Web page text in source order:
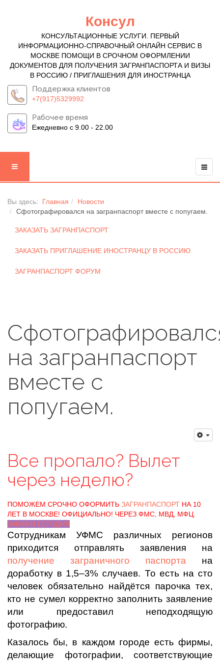
Консул
КОНСУЛЬТАЦИОННЫЕ УСЛУГИ. ПЕРВЫЙ
ИНФОРМАЦИОННО-СПРАВОЧНЫЙ ОНЛАЙН СЕРВИС В
МОСКВЕ ПОМОЩИ В СРОЧНОМ ОФОРМЛЕНИИ
ДОКУМЕНТОВ ДЛЯ ПОЛУЧЕНИЯ ЗАГРАНПАСПОРТА И ВИЗЫ
В РОССИЮ / ПРИГЛАШЕНИЯ ДЛЯ ИНОСТРАНЦА
Поддержка клиентов
+7(917)5329992
Рабочее время
Ежедневно с 9.00 - 22.00
Вы здесь: Главная
Новости
Сфотографировался на загранпаспорт вместе с попугаем.
ЗАКАЗАТЬ ЗАГРАНПАСПОРТ
ЗАКАЗАТЬ ПРИГЛАШЕНИЕ ИНОСТРАНЦУ В РОССИЮ
ЗАГРАНПАСПОРТ ФОРУМ
на загранпаспорт
вместе с
попугаем.
Все пропало? Вылет
через неделю?
ПОМОЖЕМ СРОЧНО ОФОРМИТЬ ЗАГРАНПАСПОРТ НА 10
ЛЕТ В МОСКВЕ! ОФИЦИАЛЬНО! ЧЕРЕЗ ФМС, МВД, МФЦ.
ЗАКАЖИ СЕГОДНЯ
Сотрудникам УФМС различных регионов
приходится отправлять заявления на
получение заграничного паспорта на
доработку в 1,5–3% случаев. То есть на сто
человек обязательно найдётся парочка тех,
кто не сумел корректно заполнить заявление
или предоставил неподходящую
фотографию.
Казалось бы, в каждом городе есть фирмы,
делающие фотографии, соответствующие